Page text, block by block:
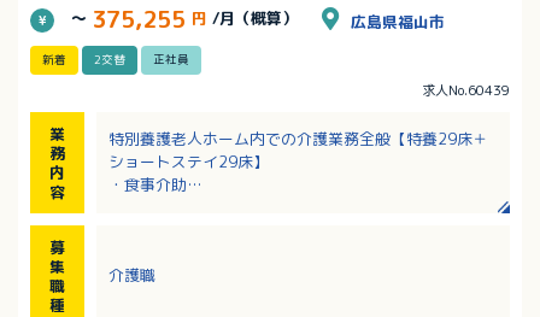
～ 375,255 円 /月（概算） 広島県福山市
新着 2交替 正社員
求人No.60439
業
務
内
容
特別養護老人ホーム内での介護業務全般【特養29床＋
ショートステイ29床】
・食事介助
募
集
職
種
介護職